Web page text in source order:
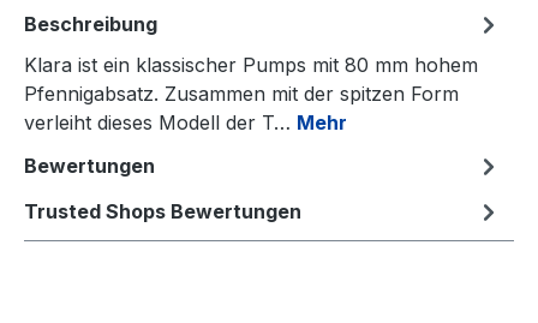
Beschreibung
Klara ist ein klassischer Pumps mit 80 mm hohem
Pfennigabsatz. Zusammen mit der spitzen Form
verleiht dieses Modell der T… Mehr
Bewertungen
Trusted Shops Bewertungen